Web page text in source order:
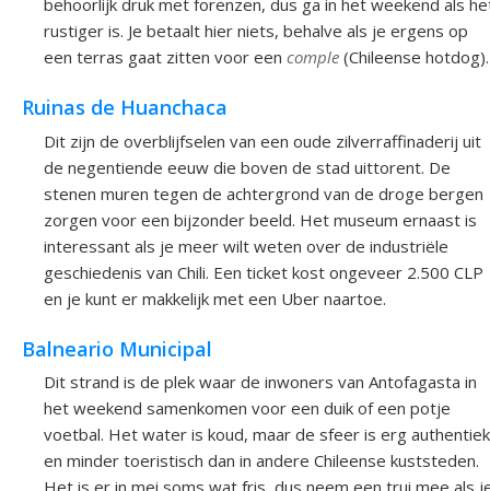
behoorlijk druk met forenzen, dus ga in het weekend als
rustiger is. Je betaalt hier niets, behalve als je ergens op
een terras gaat zitten voor een comple (Chileense hotdog).
Ruinas de Huanchaca
Dit zijn de overblijfselen van een oude zilverraffinaderij uit
de negentiende eeuw die boven de stad uittorent. De
stenen muren tegen de achtergrond van de droge bergen
zorgen voor een bijzonder beeld. Het museum ernaast is
interessant als je meer wilt weten over de industriële
geschiedenis van Chili. Een ticket kost ongeveer 2.500 CLP
en je kunt er makkelijk met een Uber naartoe.
Balneario Municipal
Dit strand is de plek waar de inwoners van Antofagasta in
het weekend samenkomen voor een duik of een potje
voetbal. Het water is koud, maar de sfeer is erg authentiek
en minder toeristisch dan in andere Chileense kuststeden.